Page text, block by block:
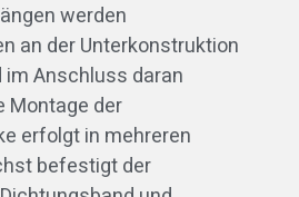
werden
an der Unterkonstruktion
Anschluss daran
Montage der
erfolgt in mehreren
befestigt der